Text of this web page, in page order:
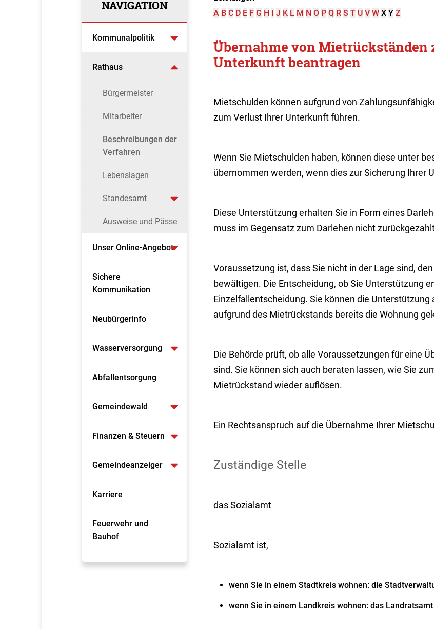
NAVIGATION
Kommunalpolitik
Rathaus
Bürgermeister
Mitarbeiter
Beschreibungen der
Verfahren
Lebenslagen
Standesamt
Ausweise und Pässe
Unser Online-Angebot
Sichere
Kommunikation
Neubürgerinfo
Wasserversorgung
Abfallentsorgung
Gemeindewald
Finanzen & Steuern
Gemeindeanzeiger
Karriere
Feuerwehr und
Bauhof
A B C D E F G H I J K L M N O P Q R S T U V W X Y Z
Übernahme von Mietrückständen
Unterkunft beantragen
Mietschulden können aufgrund von
zum Verlust Ihrer Unterkunft führen.
Wenn Sie Mietschulden haben, können diese unter
übernommen werden, wenn dies zur Sicherung Ihrer
Diese Unterstützung erhalten Sie in Form eines
muss im Gegensatz zum Darlehen nicht
Voraussetzung ist, dass Sie nicht in der Lage sind,
bewältigen. Die Entscheidung, ob Sie Unterstützung
Einzelfallentscheidung. Sie können die
aufgrund des Mietrückstands bereits die Wohnung
Die Behörde prüft, ob alle Voraussetzungen für eine
sind. Sie können sich auch beraten lassen, wie Sie
Mietrückstand wieder auflösen.
Ein Rechtsanspruch auf die Übernahme Ihrer
Zuständige Stelle
das Sozialamt
Sozialamt ist,
wenn Sie in einem Stadtkreis wohnen: die
wenn Sie in einem Landkreis wohnen: das Landratsamt